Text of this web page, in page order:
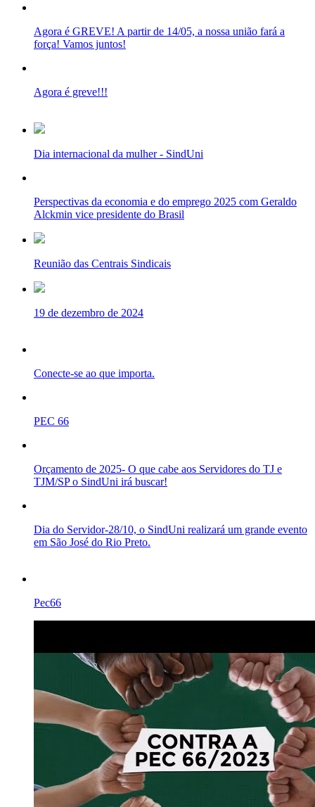
Agora é GREVE! A partir de 14/05, a nossa união fará a
força! Vamos juntos!
Agora é greve!!!
Dia internacional da mulher - SindUni
Perspectivas da economia e do emprego 2025 com Geraldo
Alckmin vice presidente do Brasil
Reunião das Centrais Sindicais
19 de dezembro de 2024
Conecte-se ao que importa.
PEC 66
Orçamento de 2025- O que cabe aos Servidores do TJ e
TJM/SP o SindUni irá buscar!
Dia do Servidor-28/10, o SindUni realizará um grande evento
em São José do Rio Preto.
Pec66